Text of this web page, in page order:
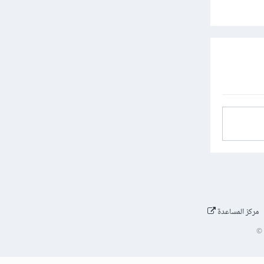
مركز المساعدة
©